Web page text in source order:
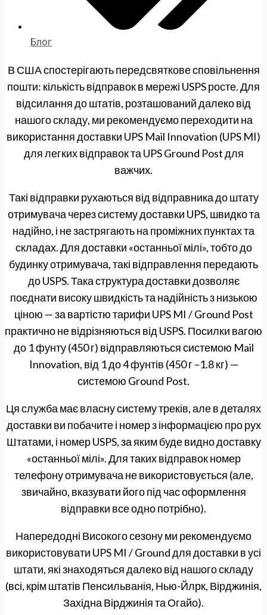
Блог
В США спостерігають передсвяткове сповільнення
пошти: кількість відправок в мережі USPS росте. Для
відсилання до штатів, розташований далеко від
нашого складу, ми рекомендуємо переходити на
використання доставки UPS Mail Innovation (UPS MI)
для легких відправок та UPS Ground Post для
важчих.
Такі відправки рухаються від відправника до штату
отримувача через систему доставки UPS, швидко та
надійно, і не застрягають на проміжних пунктах та
складах. Для доставки «останньої мілі», тобто до
будинку отримувача, такі відправлення передають
до USPS. Така структура доставки дозволяє
поєднати високу швидкість та надійність з низькою
ціною — за вартістю тарифи UPS MI / Ground Post
практично не відрізняються від USPS. Посилки вагою
до 1 фунту (450 г) відправляються системою Mail
Innovation, від 1 до 4 фунтів (450 г –1.8 кг) —
системою Ground Post.
Ця служба має власну систему треків, але в деталях
доставки ви побачите і номер з інформацією про рух
Штатами, і номер USPS, за яким буде видно доставку
«останньої мілі». Для таких відправок номер
телефону отримувача не використовується (але,
звичайно, вказувати його під час оформлення
відправки все одно потрібно).
Напередодні Високого сезону ми рекомендуємо
використовувати UPS MI / Ground для доставки в усі
штати, які знаходяться далеко від нашого складу
(всі, крім штатів Пенсильванія, Нью-Йлрк, Вірджинія,
Західна Вірджинія та Огайо).